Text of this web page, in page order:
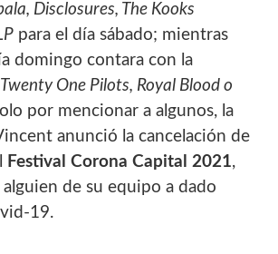
Disclosures, The Kooks
para el día sábado; mientras
domingo contara con la
Twenty One Pilots, Royal Blood o
por mencionar a algunos, la
anunció la cancelación de
Festival Corona Capital 2021,
de su equipo a dado
19.